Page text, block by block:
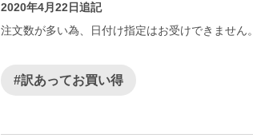
2020年4月22日追記
注文数が多い為、日付け指定はお受けできません。
#訳あってお買い得